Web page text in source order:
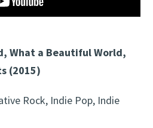
What a Beautiful World,
(2015)
Rock, Indie Pop, Indie